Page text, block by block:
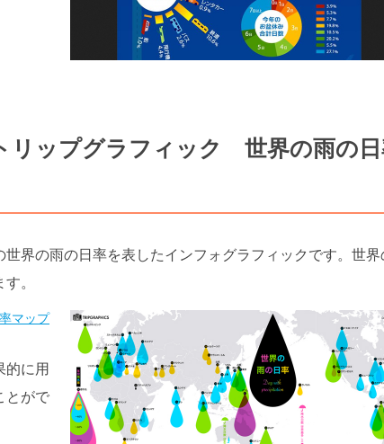
リップグラフィック 世界の雨の
界の雨の日率を表したインフォグラフィックです。世界
。
マップ
的に用
とがで